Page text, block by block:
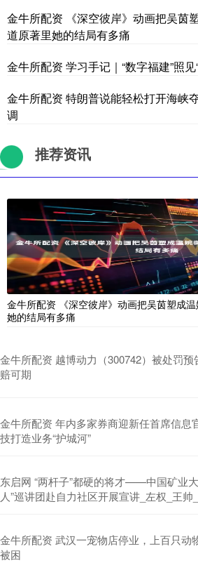
金牛所配资 《深空彼岸》动画把吴茵
道原著里她的结局有多痛
金牛所配资 学习手记｜“数字福建”照见
金牛所配资 特朗普说能轻松打开海峡
调
推荐资讯
金牛所配资 《深空彼岸》动画把吴茵塑成
她的结局有多痛
金牛所配资 越博动力（300742）被处罚预
赔可期
金牛所配资 年内多家券商迎新任首席信息
技打造业务“护城河”
东启网 “两杆子”都硬的将才——中国矿业
人”巡讲团赴自力社区开展宣讲_左权_王帅
金牛所配资 武汉一宠物店停业，上百只动
被困